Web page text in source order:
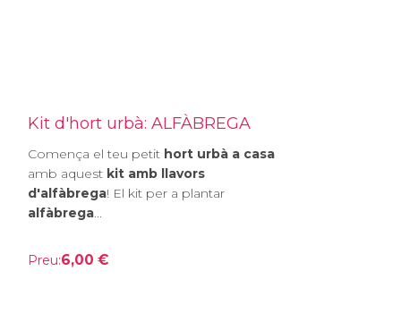
Kit d'hort urbà: ALFÀBREGA
Comença el teu petit hort urbà a casa
amb aquest kit amb llavors
d'alfàbrega! El kit per a plantar
alfàbrega...
Preu:6,00 €